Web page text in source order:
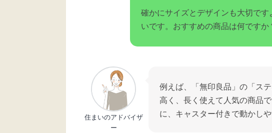
確かにサイズとデザインも大切で
いです。おすすめの商品は何ですか
住まいのアドバイザ
ー
例えば、「無印良品」の「ス
高く、長く使えて人気の商品
に、キャスター付きで動かしや